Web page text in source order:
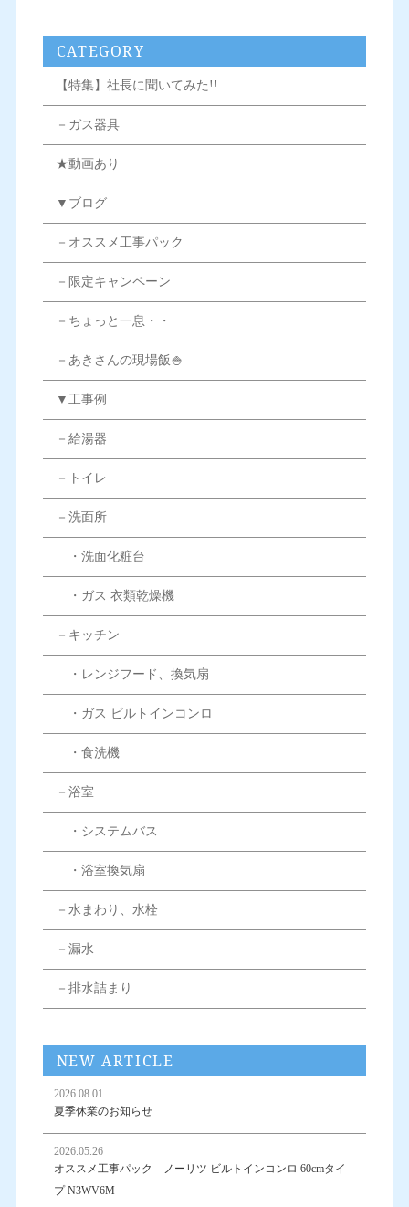
CATEGORY
【特集】社長に聞いてみた!!
－ガス器具
★動画あり
▼ブログ
－オススメ工事パック
－限定キャンペーン
－ちょっと一息・・
－あきさんの現場飯🍚
▼工事例
－給湯器
－トイレ
－洗面所
・洗面化粧台
・ガス 衣類乾燥機
－キッチン
・レンジフード、換気扇
・ガス ビルトインコンロ
・食洗機
－浴室
・システムバス
・浴室換気扇
－水まわり、水栓
－漏水
－排水詰まり
NEW ARTICLE
2026.08.01
夏季休業のお知らせ
2026.05.26
オススメ工事パック ノーリツ ビルトインコンロ 60cmタイ
プ N3WV6M